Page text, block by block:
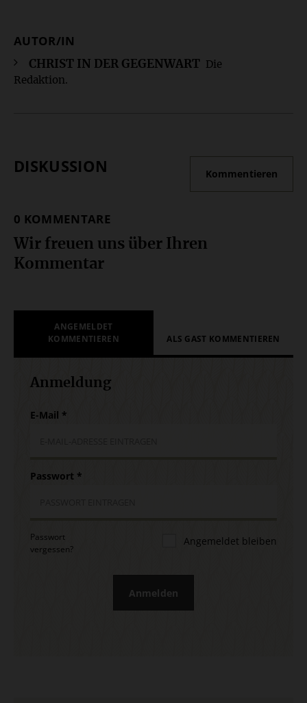
Überschrift
Artikel-
Infos
AUTOR/IN
CHRIST IN DER GEGENWART
Die
Redaktion.
DISKUSSION Kommentieren
0 KOMMENTARE
Wir freuen uns über Ihren
Kommentar
ANGEMELDET
KOMMENTIEREN
ALS GAST KOMMENTIEREN
Anmeldung
E-Mail *
Passwort *
Passwort
vergessen?
Angemeldet bleiben
Anmelden